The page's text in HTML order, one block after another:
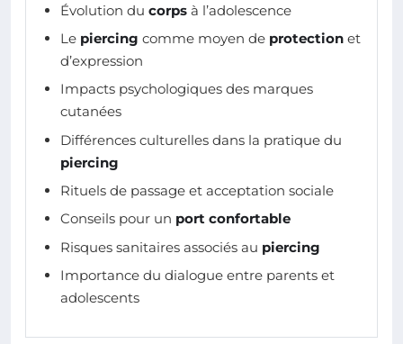
Évolution du corps à l’adolescence
Le piercing comme moyen de protection et
d’expression
Impacts psychologiques des marques
cutanées
Différences culturelles dans la pratique du
piercing
Rituels de passage et acceptation sociale
Conseils pour un port confortable
Risques sanitaires associés au piercing
Importance du dialogue entre parents et
adolescents